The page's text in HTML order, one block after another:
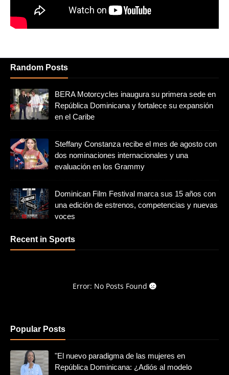
Random Posts
BERA Motorcycles inaugura su primera sede en
República Dominicana y fortalece su expansión
en el Caribe
Steffany Constanza recibe el mes de agosto con
dos nominaciones internacionales y una
evaluación en los Grammy
Dominican Film Festival marca sus 15 años con
una edición de estrenos, competencias y nuevas
voces
Recent in Sports
Error: No Posts Found
Popular Posts
"El nuevo paradigma de las mujeres en
República Dominicana: ¿Adiós al modelo